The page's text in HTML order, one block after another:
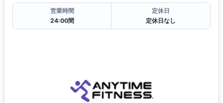
営業時間
24:00間
定休日
定休日なし